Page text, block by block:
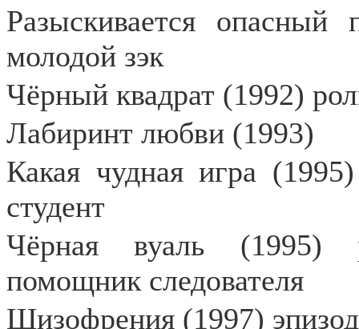
Разыскивается
молодой зэк
Чёрный квадрат (1992)
Лабиринт любви (1993)
Какая чудная игра
студент
Чёрная вуаль (1995)
помощник следователя
Шизофрения (1997) эпизод